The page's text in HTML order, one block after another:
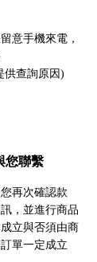
意手機來電，
供查詢原因)
您聯繫
再次確認款
，並進行商品
立與否須由商
單一定成立